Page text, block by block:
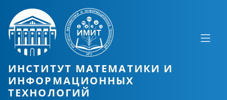
ИНСТИТУТ МАТЕМАТИКИ И
ИНФОРМАЦИОННЫХ
ТЕХНОЛОГИЙ